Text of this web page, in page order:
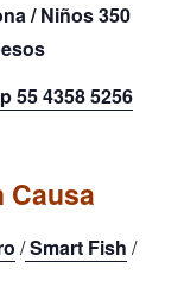
/ Niños350
55 4358 5256
Causa
/Smart Fish /